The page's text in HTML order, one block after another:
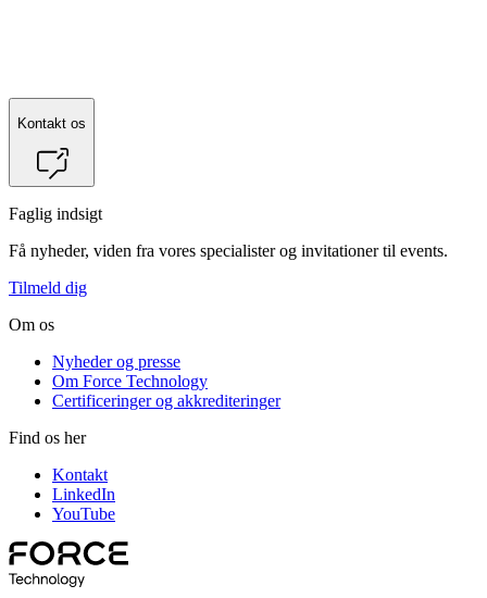
Kontakt os
Faglig indsigt
Få nyheder, viden fra vores specialister og invitationer til events.
Tilmeld dig
Om os
Nyheder og presse
Om Force Technology
Certificeringer og akkrediteringer
Find os her
Kontakt
LinkedIn
YouTube